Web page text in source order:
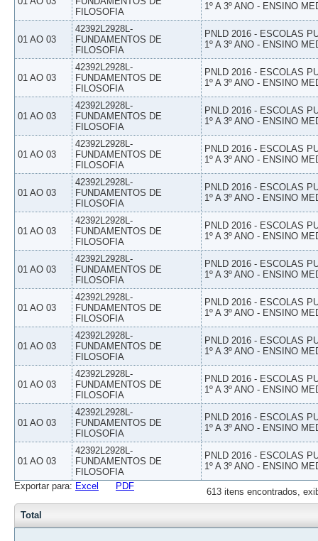
FILOSOFIA
1º A 3º ANO - ENSINO
01 AO 03
42392L2928L-
FUNDAMENTOS DE
FILOSOFIA
PNLD 2016 - ESCOLAS
1º A 3º ANO - ENSINO
01 AO 03
42392L2928L-
FUNDAMENTOS DE
FILOSOFIA
PNLD 2016 - ESCOLAS
1º A 3º ANO - ENSINO
01 AO 03
42392L2928L-
FUNDAMENTOS DE
FILOSOFIA
PNLD 2016 - ESCOLAS
1º A 3º ANO - ENSINO
01 AO 03
42392L2928L-
FUNDAMENTOS DE
FILOSOFIA
PNLD 2016 - ESCOLAS
1º A 3º ANO - ENSINO
01 AO 03
42392L2928L-
FUNDAMENTOS DE
FILOSOFIA
PNLD 2016 - ESCOLAS
1º A 3º ANO - ENSINO
01 AO 03
42392L2928L-
FUNDAMENTOS DE
FILOSOFIA
PNLD 2016 - ESCOLAS
1º A 3º ANO - ENSINO
01 AO 03
42392L2928L-
FUNDAMENTOS DE
FILOSOFIA
PNLD 2016 - ESCOLAS
1º A 3º ANO - ENSINO
01 AO 03
42392L2928L-
FUNDAMENTOS DE
FILOSOFIA
PNLD 2016 - ESCOLAS
1º A 3º ANO - ENSINO
01 AO 03
42392L2928L-
FUNDAMENTOS DE
FILOSOFIA
PNLD 2016 - ESCOLAS
1º A 3º ANO - ENSINO
01 AO 03
42392L2928L-
FUNDAMENTOS DE
FILOSOFIA
PNLD 2016 - ESCOLAS
1º A 3º ANO - ENSINO
01 AO 03
42392L2928L-
FUNDAMENTOS DE
FILOSOFIA
PNLD 2016 - ESCOLAS
1º A 3º ANO - ENSINO
01 AO 03
42392L2928L-
FUNDAMENTOS DE
FILOSOFIA
PNLD 2016 - ESCOLAS
1º A 3º ANO - ENSINO
613 itens encontrados,
Exportar para: Excel PDF
Total